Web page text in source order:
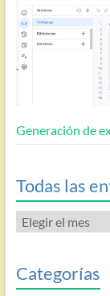
Generación de
Todas las
Todas
las
Categorías